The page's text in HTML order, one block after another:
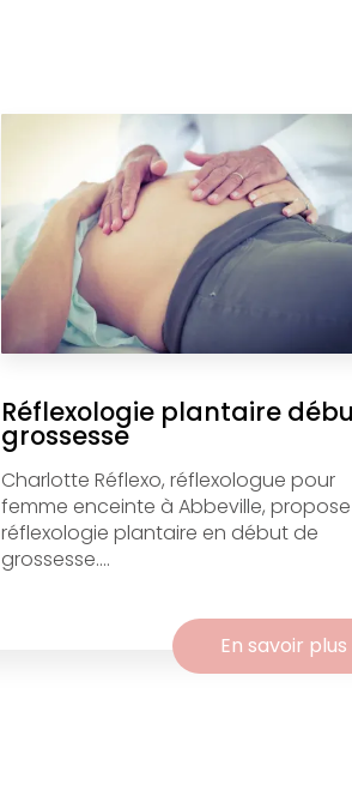
Réflexologie plantaire
grossesse
Charlotte Réflexo, réflexologue pour
femme enceinte à Abbeville,
réflexologie plantaire en début de
grossesse....
En savoir plus